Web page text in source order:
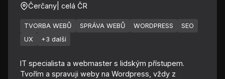
Čerčany | celá ČR
TVORBA WEBŮ SPRÁVA WEBŮ WORDPRESS
SEO
UX
+3 další
IT specialista a webmaster s lidským přístupem.
Tvořím a spravuji weby na Wordpress, vždy z